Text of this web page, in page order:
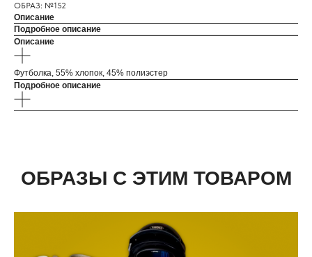
ОБРАЗ: №152
Описание
Подробное описание
Описание
Футболка, 55% хлопок, 45% полиэстер
Подробное описание
ОБРАЗЫ С ЭТИМ ТОВАРОМ